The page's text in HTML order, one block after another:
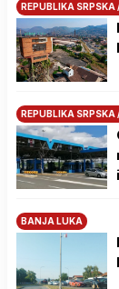
REPUBLIKA SRPSKA
REPUBLIKA SRPSKA
BANJA LUKA